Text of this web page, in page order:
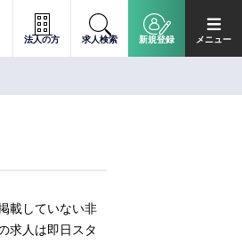
法人の方 求人検索 新規登録 メニュー
載していない非
求人は即日スタ